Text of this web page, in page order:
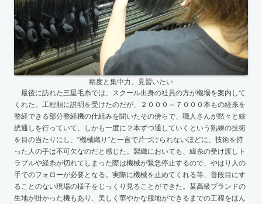
精度と集中力、見習いたい
最後に訪れた三星毛糸では、スクール出身の社員の方が機場を案内して
くれた。工程順に説明を受けたのだが、２０００～７０００本もの経糸を
整経できる部分整経機の仕組みを聞いたその傍らで、職人さんが黙々と綜
絖通しを行っていて、しかも一度に２本ずつ通していくという熟練の技術
を目の当たりにし、”機械織り”と一言で片づけられないほどに、技術を持
った人の手は不可欠なのだと感じた。製織においても、緯糸の受け渡しト
ラブルや経糸が切れてしまった際は機械が緊急停止するので、やはり人の
手でのフォローが必要となる。実際に機械を止めてくれる等、普段目にす
ることのない現場の様子をじっくり見ることができた。某高級ブランドの
生地が掛かった機もあり、美しく華やかな服地ができるまでの工程をほん